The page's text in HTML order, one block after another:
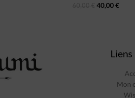
40,00€
Mon